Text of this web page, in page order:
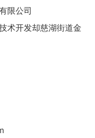
限公司
术开发却慈湖街道金